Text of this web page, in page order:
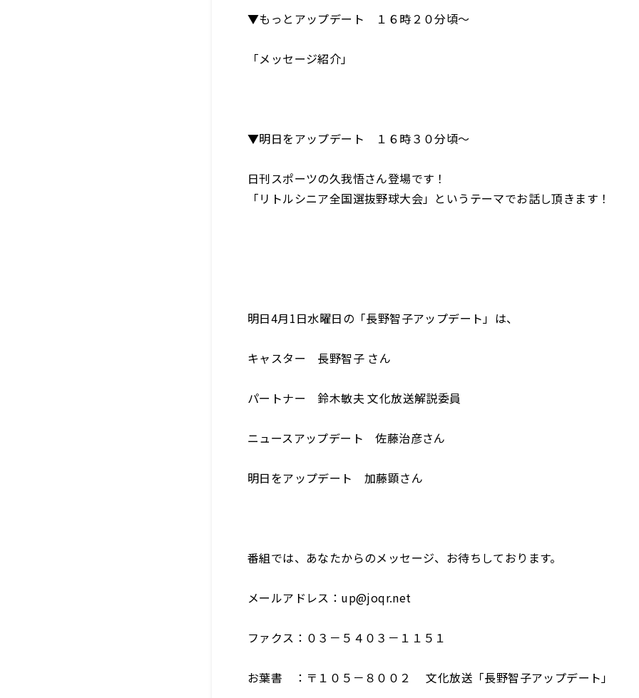
▼もっとアップデート １６時２０分頃～
「メッセージ紹介」
▼明日をアップデート １６時３０分頃～
日刊スポーツの久我悟さん登場です！
「リトルシニア全国選抜野球大会」というテーマでお話し頂きます！
明日4月1日水曜日の「長野智子アップデート」は、
キャスター 長野智子 さん
パートナー 鈴木敏夫 文化放送解説委員
ニュースアップデート 佐藤治彦さん
明日をアップデート 加藤顕さん
番組では、あなたからのメッセージ、お待ちしております。
メールアドレス：up@joqr.net
ファクス：０３－５４０３－１１５１
お葉書 ：〒１０５－８００２ 文化放送「長野智子アップデート」